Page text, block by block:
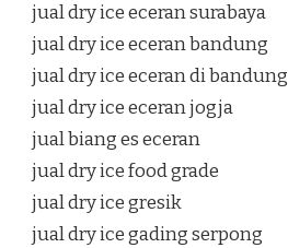
jual dry ice eceran surabaya
jual dry ice eceran bandung
jual dry ice eceran di bandung
jual dry ice eceran jogja
jual biang es eceran
jual dry ice food grade
jual dry ice gresik
jual dry ice gading serpong